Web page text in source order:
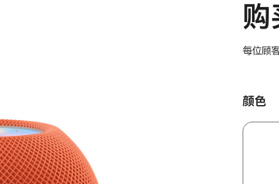
每位顾
颜色